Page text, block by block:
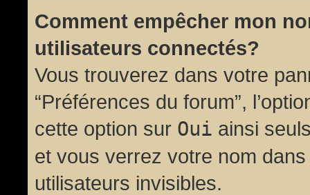
Comment empêcher mon
utilisateurs connectés?
Vous trouverez dans votre
“Préférences du forum”,
cette option sur Oui ainsi
et vous verrez votre nom
utilisateurs invisibles.